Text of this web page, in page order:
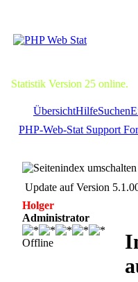
Statistik Version 25 online.
ÜbersichtHilfeSuchen
PHP-Web-Stat Support
Update auf Version
Holger
Administrator
Offline